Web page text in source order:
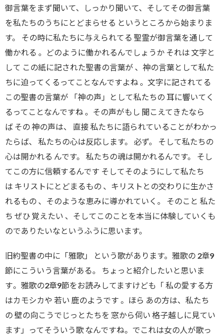
御言葉をまず聞いて、しっかり聞いて、そしてその御言葉
を私たちのうちにとどまらせる というところから始まりま
す。 その時に私たちに与えられてる 聖霊が御言葉を通して
働かれる 。どのように働かれるんでしょうか それは 文字と
して この紙に記された聖書の言葉が 、神の言葉として私た
ちに迫ってくるってことなんですよね 。文字に記されてる
この聖書の言葉が 「神の声」として私たちの 耳に響いてく
るってことなんですね 。その声がもし 聞こえてきたなら
ば その 神の声は、 直接 私たちに語られていることがわかっ
たらば、 私たちの心は反応します。 必ず。 そして私たちの
心は開かれる んです。 私たちの魂は開かれるんです。 そし
てこの方に信頼するんです そしてそのようにして私たち
は キリストにとどまるもの 、キリストとの交わりに生かさ
れるもの 、そのような恵みに導かれていく。 そのこと 私た
ち ぜひ 覚えたい 、そしてこのことを本当に体験していくも
のでありたいなというふうに思います。
旧約聖書の中に「雅歌」 という歌があります。雅歌の 2章9
節にこういう言葉がある。
ちょっと紹介したいと思いま
す。 雅歌の2章9節をお読みしてますけども「 私の愛する方
はカモシカや 若い 鹿のようです 。ほら あの方は、私たち
の 壁の向こうでじっとたちを 窓から伺い 格子越しに見てい
ます」ってそういう歌 なんですね。でこれは女の人が歌っ